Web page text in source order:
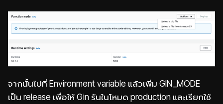
จากนั้นไปที่ Environment variable แล้วเพิ่ม GIN_MODE
เป็น release เพื่อให้ Gin รันในโหมด production และเรียกใช้